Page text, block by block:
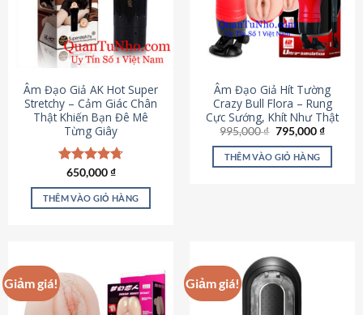
Âm Đạo Giả AK Hot Super
Stretchy – Cảm Giác Chân
Thật Khiến Bạn Đê Mê
Từng Giây
Được xếp
hạng4.75
5 sao
650,000₫
THÊM VÀO GIỎ HÀNG
Âm Đạo Giả Hít Tường
Crazy Bull Flora – Rung
Cực Sướng, Khít Như Thật
995,000₫ Giá
là:
995,000 ₫.
795,000₫Giá
tại
THÊM VÀO GIỎ HÀNG
Giảm giá! Giảm giá!